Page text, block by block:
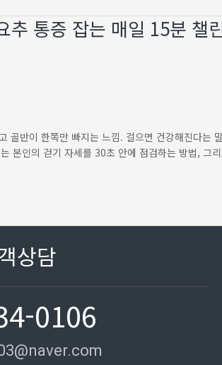
통증 잡는 매일 15분 챌
골반이 한쪽만 빠지는 느낌. 걸으면 건강해진다
본인의 걷기 자세를 30초 안에 점검하는 방법,
상담
0106